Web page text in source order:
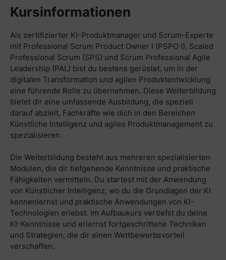
Kursinformationen
Als zertifizierter KI-Produktmanager und Scrum-Experte
mit Professional Scrum Product Owner I (PSPO I), Scaled
Professional Scrum (SPS) und Scrum Professional Agile
Leadership (PAL) bist du bestens gerüstet, um in der
digitalen Transformation und agilen Produktentwicklung
eine führende Rolle zu übernehmen. Diese Weiterbildung
bietet dir eine umfassende Ausbildung, die speziell
darauf abzielt, Fachkräfte wie dich in den Bereichen
Künstliche Intelligenz und agiles Produktmanagement zu
spezialisieren.
Die Weiterbildung besteht aus mehreren spezialisierten
Modulen, die dir tiefgehende Kenntnisse und praktische
Fähigkeiten vermitteln. Du startest mit der Anwendung
von Künstlicher Intelligenz, wo du die Grundlagen der KI
kennenlernst und praktische Anwendungen von KI-
Technologien erlebst. Im Aufbaukurs vertiefst du deine
KI-Kenntnisse und erlernst fortgeschrittene Techniken
und Strategien, die dir einen Wettbewerbsvorteil
verschaffen.